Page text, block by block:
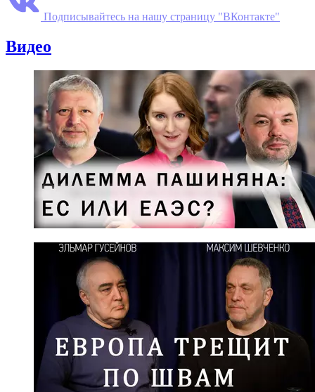
Подписывайтесь на нашу страницу "ВКонтакте"
Видео